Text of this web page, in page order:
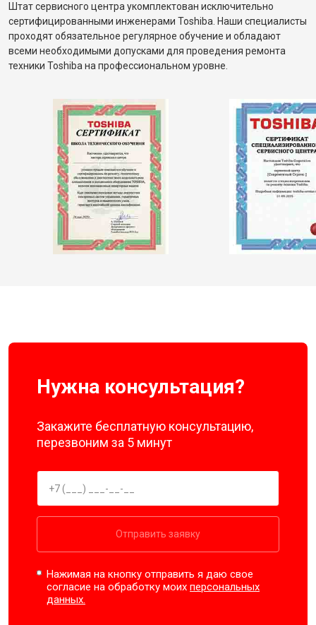
Штат сервисного центра укомплектован исключительно
сертифицированными инженерами Toshiba. Наши специалисты
проходят обязательное регулярное обучение и обладают
всеми необходимыми допусками для проведения ремонта
техники Toshiba на профессиональном уровне.
Нужна консультация?
Закажите бесплатную консультацию,
перезвоним за 5 минут
Отправить заявку
Нажимая на кнопку отправить я даю свое
согласие на обработку моихперсональных
данных.